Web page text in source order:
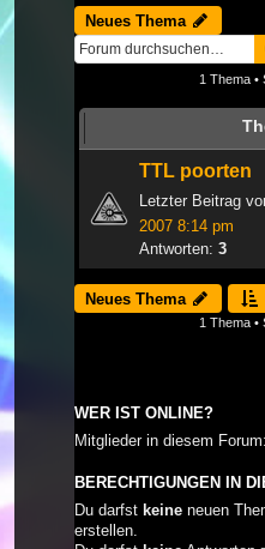
Neues Thema
1 Thema •
TTL poorten
Letzter Beitrag
2007 8:14 pm
Antworten: 3
Neues Thema
1 Thema •
WER IST ONLINE?
Mitglieder in diesem
BERECHTIGUNGEN IN
Du darfst keine neuen
erstellen.